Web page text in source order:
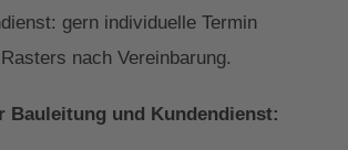
gern individuelle Termin
nach Vereinbarung.
Bauleitung und Kundendienst: